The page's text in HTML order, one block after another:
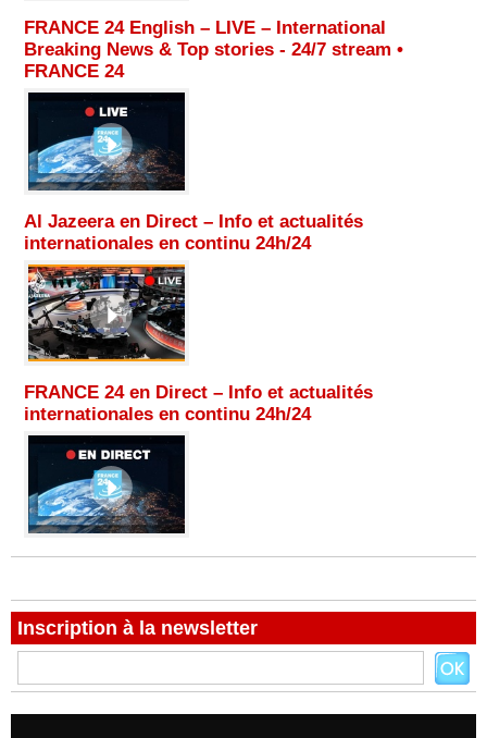
FRANCE 24 English – LIVE – International
Breaking News & Top stories - 24/7 stream •
FRANCE 24
Al Jazeera en Direct – Info et actualités
internationales en continu 24h/24
FRANCE 24 en Direct – Info et actualités
internationales en continu 24h/24
Inscription à la newsletter